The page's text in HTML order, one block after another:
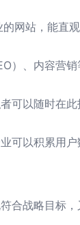
网站，能直
）、内容营
可以随时在
可以积累用
战略目标，